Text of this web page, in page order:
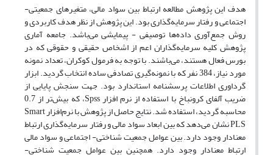
هدف این پژوهش مطالعه ارتباط بین سواد مالی، متغیرهای جمعیتی-
اجتماعی و رفتار سرمایه‌گذاری بود. این پژوهش از نظر هدف کاربردی و
روش جمع‌آوری داده‌ها توصیفی - پیمایشی می‌باشد. جامعه آماری
پژوهش کلیه سرمایه‌گذاران اعم از اشخاص حقیقی و حقوقی که در
بورس فعال هستند، می‌باشند. با توجه به فرمول کوکران، تعداد نمونه
مورد نیاز، 384 نفر که با نمونه‌گیری تصادفی ساده انتخاب گردید. ابزار
گرداوری اطلاعات پرسشنامه استاندارد بود. جهت سنجش پایایی از
ضریب آلفای کرونباخ با استفاده از نرم افزار Spss، که بیش‌تر از 0.7
محاسبه گردید، استفاده شد. نتایج حاصل از پژوهش با نرم‌افزار Smart
PLS نشان می‌دهد که بین ابعاد سواد مالی و رفتار سرمایه‌گذاری ارتباط
معنادار وجود دارد. بین عوامل جمعیت شناختی- اجتماعی و سواد مالی
ارتباط معنادار وجود دارد. همچنین بین عوامل جمعیت شناختی-